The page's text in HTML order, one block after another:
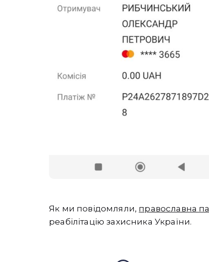
Як ми повідомляли, православна
реабілітацію захисника України.